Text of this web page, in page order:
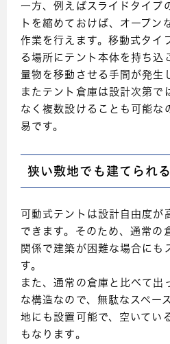
一方、例えばスライドタイプ
トを縮めておけば、オープン
作業を行えます。移動式タイ
る場所にテント本体を持ち込
量物を移動させる手間が発生
またテント倉庫は設計次第で
なく複数設けることも可能な
易です。
狭い敷地でも建てられる
可動式テントは設計自由度が
できます。そのため、通常の
関係で建築が困難な場合にも
す。
また、通常の倉庫と比べて出
な構造なので、無駄なスペー
地にも設置可能で、空いてい
もなります。